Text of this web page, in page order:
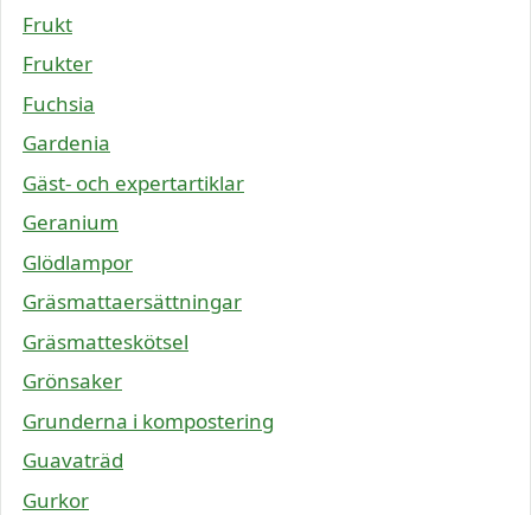
Frukt
Frukter
Fuchsia
Gardenia
Gäst- och expertartiklar
Geranium
Glödlampor
Gräsmattaersättningar
Gräsmatteskötsel
Grönsaker
Grunderna i kompostering
Guavaträd
Gurkor